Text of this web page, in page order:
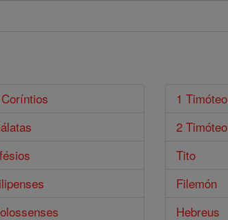
1 Timóteo
2 Timóteo
Tito
Filemón
Hebreus